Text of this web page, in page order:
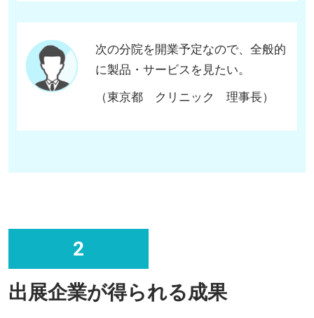
次の分院を開業予定なので、全般的
に製品・サービスを見たい。
（東京都 クリニック 理事長）
2
出展企業が得られる成果